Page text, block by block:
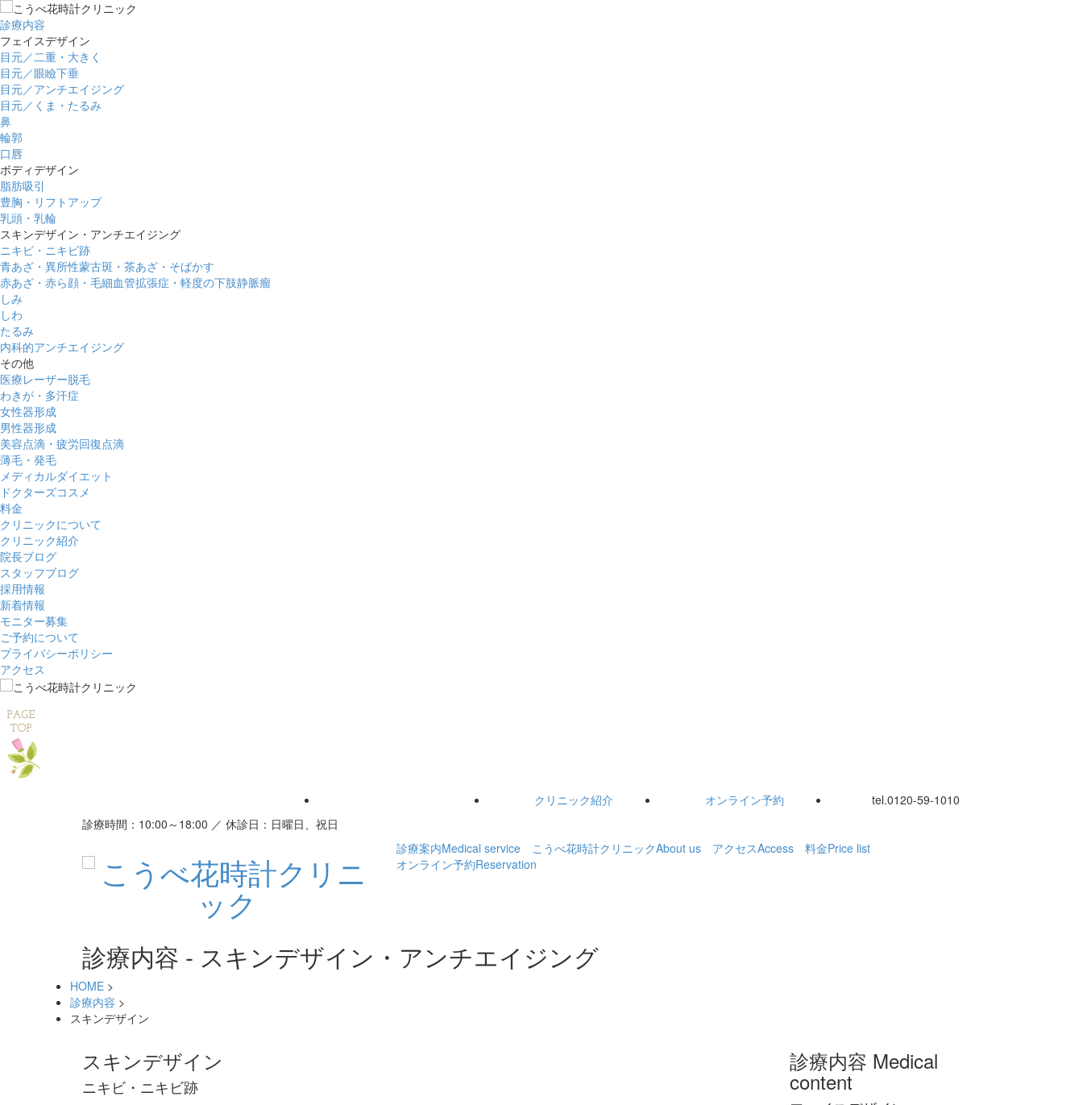
診療内容
フェイスデザイン
目元／二重・大きく
目元／眼瞼下垂
目元／アンチエイジング
目元／くま・たるみ
鼻
輪郭
口唇
ボディデザイン
脂肪吸引
豊胸・リフトアップ
乳頭・乳輪
スキンデザイン・アンチエイジング
ニキビ・ニキビ跡
青あざ・異所性蒙古斑・茶あざ・そばかす
赤あざ・赤ら顔・毛細血管拡張症・軽度の下肢静脈瘤
しみ
しわ
たるみ
内科的アンチエイジング
その他
医療レーザー脱毛
わきが・多汗症
女性器形成
男性器形成
美容点滴・疲労回復点滴
薄毛・発毛
メディカルダイエット
ドクターズコスメ
料金
クリニックについて
クリニック紹介
院長ブログ
スタッフブログ
採用情報
新着情報
モニター募集
ご予約について
プライバシーポリシー
アクセス
クリニック紹介 オンライン予約 tel.0120-59-1010
診療時間：10:00～18:00 ／ 休診日：日曜日、祝日
診療案内Medical service こうべ花時計クリニックAbout us アクセスAccess 料金Price list
オンライン予約Reservation
診療内容 - スキンデザイン・アンチエイジング
HOME >
診療内容 >
スキンデザイン
スキンデザイン
ニキビ・ニキビ跡
診療内容 Medical
content